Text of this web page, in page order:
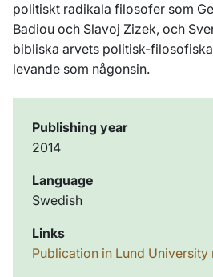
politiskt radikala filosofer som
Badiou och Slavoj Zizek, och
bibliska arvets politisk-
levande som någonsin.
Publishing year
2014
Language
Swedish
Links
Publication in Lund University